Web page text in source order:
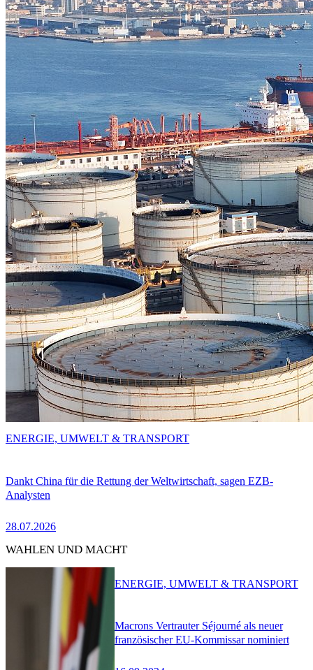
Dankt China für die Rettung der Weltwirtschaft, sagen EZB-
Analysten
28.07.2026
ENERGIE, UMWELT & TRANSPORT
WAHLEN UND MACHT
Macrons Vertrauter Séjourné als neuer
französischer EU-Kommissar nominiert
ENERGIE, UMWELT & TRANSPORT